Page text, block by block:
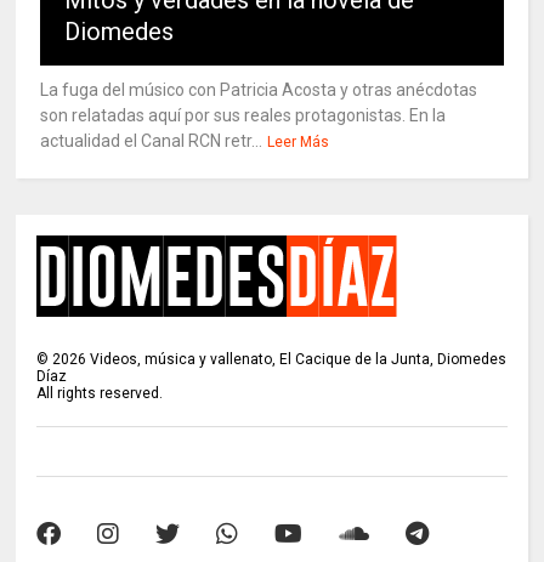
Diomedes
La fuga del músico con Patricia Acosta y otras anécdotas
son relatadas aquí por sus reales protagonistas. En la
actualidad el Canal RCN retr...
Leer Más
©2026 Videos, música y vallenato, El Cacique de la Junta, Diomedes
Díaz
All rights reserved.